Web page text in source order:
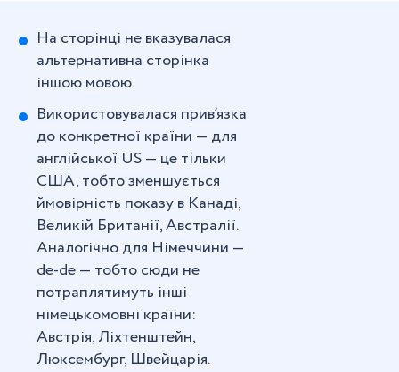
На сторінці не вказувалася
альтернативна сторінка
іншою мовою.
Використовувалася прив’язка
до конкретної країни — для
англійської US — це тільки
США, тобто зменшується
ймовірність показу в Канаді,
Великій Британії, Австралії.
Аналогічно для Німеччини —
de-de — тобто сюди не
потраплятимуть інші
німецькомовні країни:
Австрія, Ліхтенштейн,
Люксембург, Швейцарія.